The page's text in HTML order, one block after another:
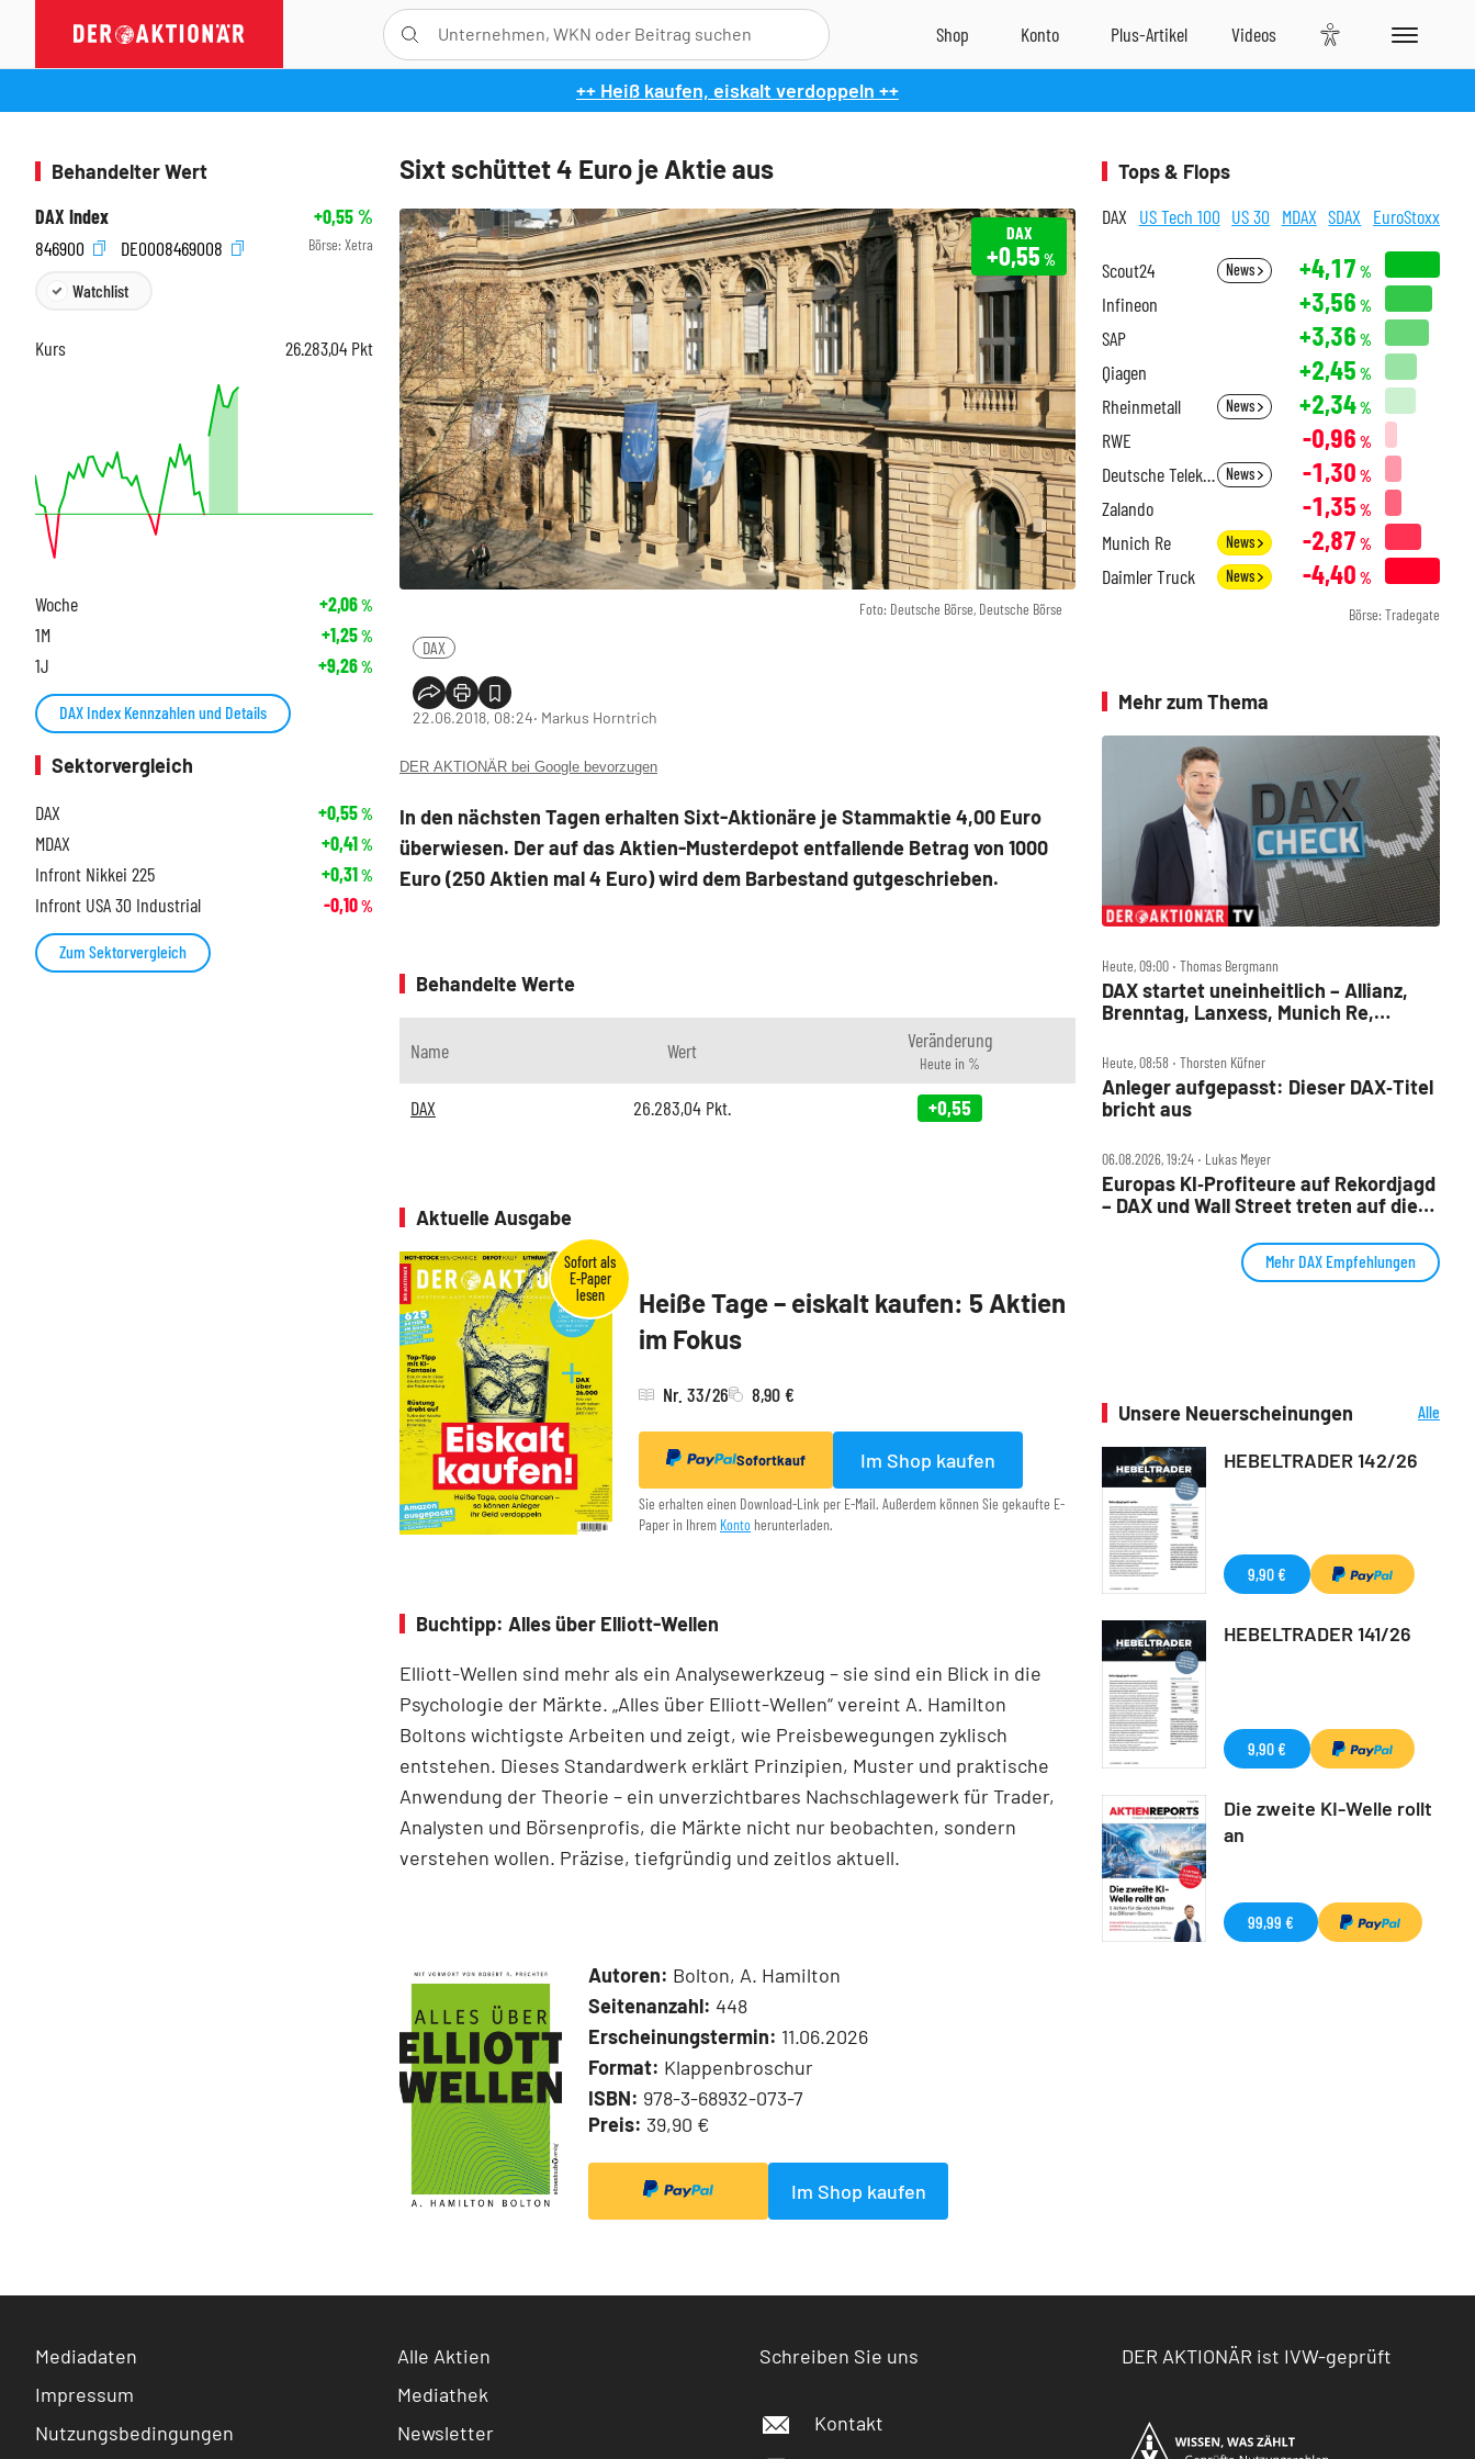
++ Heiß kaufen, eiskalt verdoppeln ++
Sixt schüttet 4 Euro je Aktie aus
Foto: Deutsche Börse, Deutsche Börse
DAX
+0,55 %
DAX
22.06.2018, 08:24‧ Markus Horntrich
DER AKTIONÄR bei Google bevorzugen
In den nächsten Tagen erhalten Sixt-Aktionäre je Stammaktie 4,00 Euro
überwiesen. Der auf das Aktien-Musterdepot entfallende Betrag von 1000
Euro (250 Aktien mal 4 Euro) wird dem Barbestand gutgeschrieben.
Behandelte Werte
Name Wert Veränderung
Heute in %
DAX 26.283,04 Pkt. +0,55
Aktuelle Ausgabe
Heiße Tage – eiskalt kaufen: 5 Aktien
im Fokus
Nr. 33/26 8,90 €
Sofortkauf Im Shop kaufen
Sie erhalten einen Download-Link per E-Mail. Außerdem können Sie gekaufte E-
Paper in Ihrem Konto herunterladen.
Buchtipp: Alles über Elliott-Wellen
Elliott-Wellen sind mehr als ein Analysewerkzeug – sie sind ein Blick in die
Psychologie der Märkte. „Alles über Elliott-Wellen“ vereint A. Hamilton
Boltons wichtigste Arbeiten und zeigt, wie Preisbewegungen zyklisch
entstehen. Dieses Standardwerk erklärt Prinzipien, Muster und praktische
Anwendung der Theorie – ein unverzichtbares Nachschlagewerk für Trader,
Analysten und Börsenprofis, die Märkte nicht nur beobachten, sondern
verstehen wollen. Präzise, tiefgründig und zeitlos aktuell.
Autoren: Bolton, A. Hamilton
Seitenanzahl: 448
Erscheinungstermin: 11.06.2026
Format: Klappenbroschur
ISBN: 978-3-68932-073-7
Preis: 39,90 €
Im Shop kaufen
Behandelter Wert
DAX Index
+0,55%
846900
DE0008469008 Börse: Xetra
Watchlist
Kurs 26.283,04 Pkt
Woche +2,06%
1M +1,25%
1J +9,26%
DAX Index Kennzahlen und Details
Sektorvergleich
DAX
+0,55%
MDAX +0,41%
Infront Nikkei 225 +0,31%
Infront USA 30 Industrial -0,10%
Zum Sektorvergleich
Tops & Flops
DAX US Tech 100 US 30 MDAX SDAX EuroStoxx
Scout24 News +4,17 %
Infineon +3,56 %
SAP +3,36 %
Qiagen +2,45 %
Rheinmetall News +2,34%
RWE -0,96 %
Deutsche Telekom News -1,30 %
Zalando -1,35 %
Munich Re News -2,87 %
Daimler Truck News -4,40 %
Börse: Tradegate
Mehr zum Thema
Heute, 09:00 ‧ Thomas Bergmann
DAX startet uneinheitlich – Allianz,
Brenntag, Lanxess, Munich Re,
Heute, 08:58 ‧ Thorsten Küfner
Anleger aufgepasst: Dieser DAX‑Titel
bricht aus
06.08.2026, 19:24 ‧ Lukas Meyer
Europas KI‑Profiteure auf Rekordjagd
– DAX und Wall Street treten auf die
Mehr DAX Empfehlungen
Unsere Neuerscheinungen
Alle
HEBELTRADER 142/26
9,90 €
HEBELTRADER 141/26
9,90 €
Die zweite KI-Welle rollt
an
99,99 €
Mediadaten
Impressum
Nutzungsbedingungen
Alle Aktien
Mediathek
Newsletter
Schreiben Sie uns
Kontakt
DER AKTIONÄR ist IVW-geprüft